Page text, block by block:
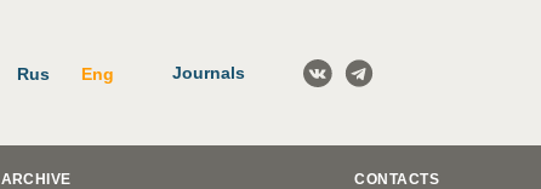
Rus Eng Journals
ARCHIVE CONTACTS